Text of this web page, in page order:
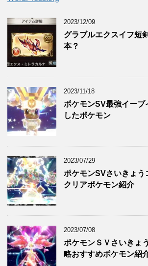
2023/12/09
グラブルエクスイフ短
本？
2023/11/18
ポケモンSV最強イーブ
したポケモン
2023/07/29
ポケモンSVさいきょう
クリアポケモン紹介
2023/07/08
ポケモンＳＶさいきょ
略おすすめポケモン紹